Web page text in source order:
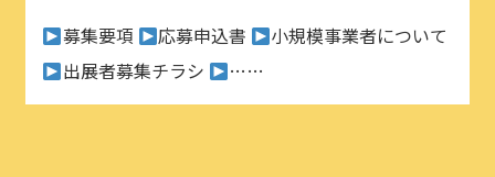
募集要項 応募申込書
小規模事業者について
出展者募集チラシ
……